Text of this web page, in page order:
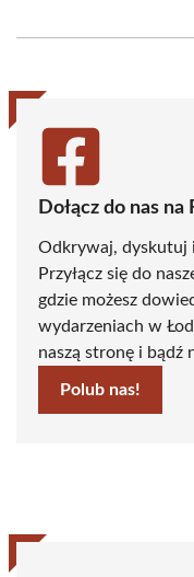
(Twitter)
Dołącz do nas na
Odkrywaj, dyskutuj
Przyłącz się do
gdzie możesz
wydarzeniach w
naszą stronę i bądź
Polub nas!